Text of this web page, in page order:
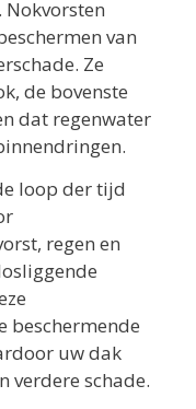
Nokvorsten
van
Ze
de bovenste
dat regenwater
loop der tijd
regen en
beschermende
uw dak
verdere schade.